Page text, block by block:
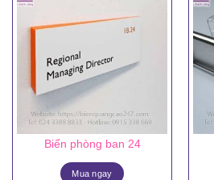
Biển phòng ban 24
Mua ngay